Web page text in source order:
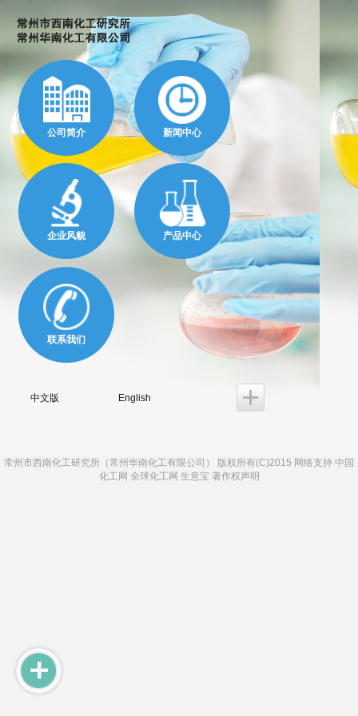
公司简介 新闻中心
企业风貌 产品中心
联系我们
中文版 English
常州市西南化工研究所（常州华南化工有限公司） 版权所有(C)2015 网络支持 中国
化工网 全球化工网 生意宝 著作权声明